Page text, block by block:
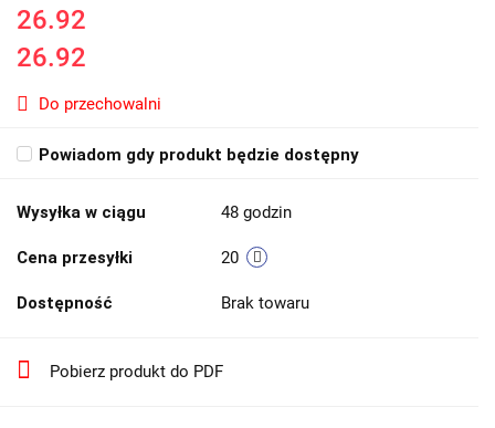
26.92
26.92
Do przechowalni
Powiadom gdy produkt będzie dostępny
Wysyłka w ciągu 48 godzin
Cena przesyłki 20
Dostępność Brak towaru
Pobierz produkt do PDF